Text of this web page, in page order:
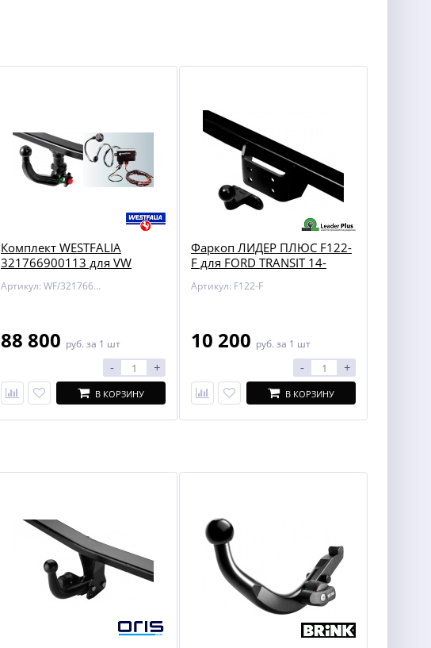
Комплект WESTFALIA
321766900113 для VW
Артикул: WF/321766900113
88 800 руб. за 1 шт
- +
В КОРЗИНУ
Фаркоп ЛИДЕР ПЛЮС F122-
F для FORD TRANSIT 14-
Артикул: F122-F
10 200 руб. за 1 шт
- +
В КОРЗИНУ